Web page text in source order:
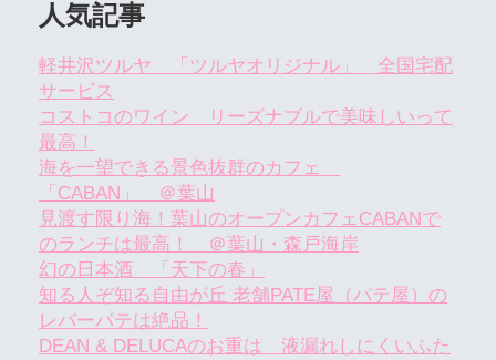
人気記事
軽井沢ツルヤ 「ツルヤオリジナル」 全国宅配
サービス
コストコのワイン リーズナブルで美味しいって
最高！
海を一望できる景色抜群のカフェ
「CABAN」 ＠葉山
見渡す限り海！葉山のオープンカフェCABANで
のランチは最高！ ＠葉山・森戸海岸
幻の日本酒 「天下の春」
知る人ぞ知る自由が丘 老舗PATE屋（パテ屋）の
レバーパテは絶品！
DEAN & DELUCAのお重は 液漏れしにくいふた